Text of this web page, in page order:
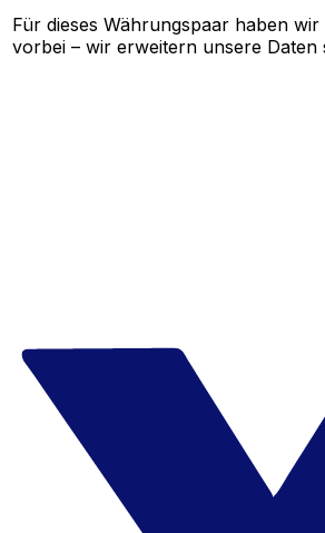
Für dieses Währungspaar haben
vorbei – wir erweitern unsere